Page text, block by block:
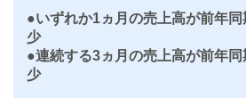
●いずれか1ヵ月の売上高が前年
少
●連続する3ヵ月の売上高が前年
少